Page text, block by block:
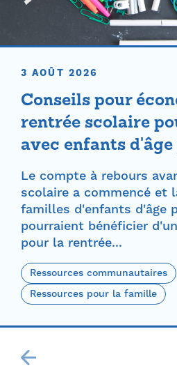
3 AOÛT 2026
Conseils pour
rentrée scolaire
avec enfants
Le compte à rebours
scolaire a commencé et
familles d'enfants d'âge
pourraient bénéficier
pour la rentrée...
Ressources communautaires
Ressources pour la famille